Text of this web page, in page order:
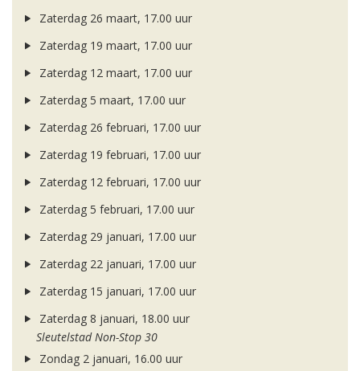
Zaterdag 26 maart, 17.00 uur
Zaterdag 19 maart, 17.00 uur
Zaterdag 12 maart, 17.00 uur
Zaterdag 5 maart, 17.00 uur
Zaterdag 26 februari, 17.00 uur
Zaterdag 19 februari, 17.00 uur
Zaterdag 12 februari, 17.00 uur
Zaterdag 5 februari, 17.00 uur
Zaterdag 29 januari, 17.00 uur
Zaterdag 22 januari, 17.00 uur
Zaterdag 15 januari, 17.00 uur
Zaterdag 8 januari, 18.00 uur
Sleutelstad Non-Stop 30
Zondag 2 januari, 16.00 uur